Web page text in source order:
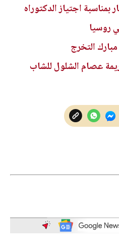
بمناسبة اجتياز الدكتوراه
روسيا
التخرج
عصام الشلول للشاب